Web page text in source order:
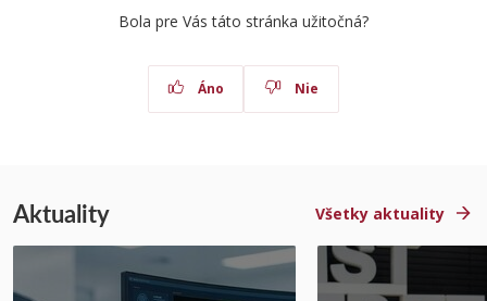
Bola pre Vás táto stránka užitočná?
Áno Nie
Aktuality Všetky aktuality